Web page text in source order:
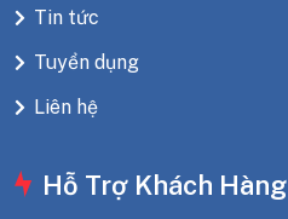
Tin tức
Tuyển dụng
Liên hệ
Hỗ Trợ Khách Hàng